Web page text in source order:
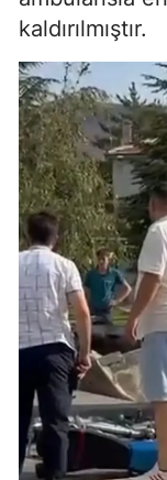
kaldırılmıştır.